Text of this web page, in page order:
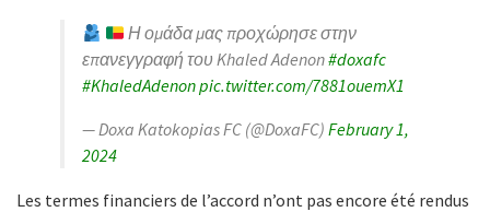
Η ομάδα μας προχώρησε στην
επανεγγραφή του Khaled Adenon#doxafc
#KhaledAdenonpic.twitter.com/7881ouemX1
— Doxa Katokopias FC (@DoxaFC) February 1,
2024
Les termes financiers de l’accord n’ont pas encore été rendus